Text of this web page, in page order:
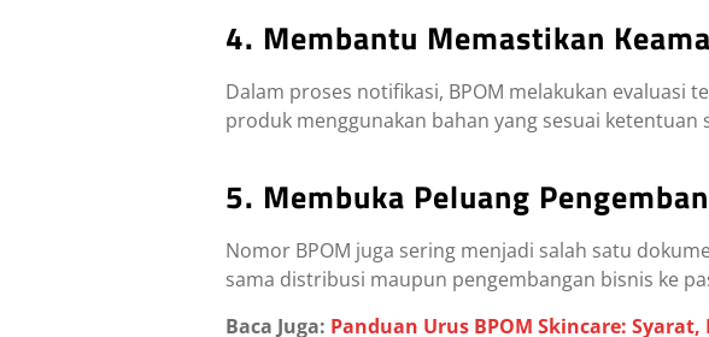
4. Membantu Memastikan
Dalam proses notifikasi, BPOM melakukan
produk menggunakan bahan yang sesuai
5. Membuka Peluang
Nomor BPOM juga sering menjadi salah satu
sama distribusi maupun pengembangan bisnis ke
Baca Juga: Panduan Urus BPOM Skincare: Syarat,